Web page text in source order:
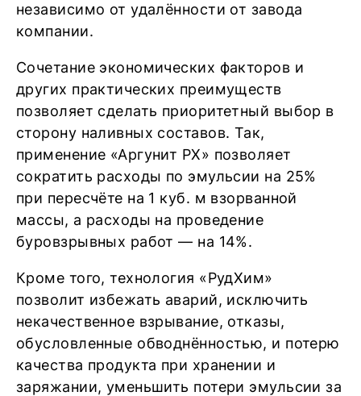
независимо от удалённости от завода
компании.
Сочетание экономических факторов и
других практических преимуществ
позволяет сделать приоритетный выбор в
сторону наливных составов. Так,
применение «Аргунит РХ» позволяет
сократить расходы по эмульсии на 25%
при пересчёте на 1 куб. м взорванной
массы, а расходы на проведение
буровзрывных работ — на 14%.
Кроме того, технология «РудХим»
позволит избежать аварий, исключить
некачественное взрывание, отказы,
обусловленные обводнённостью, и потерю
качества продукта при хранении и
заряжании, уменьшить потери эмульсии за